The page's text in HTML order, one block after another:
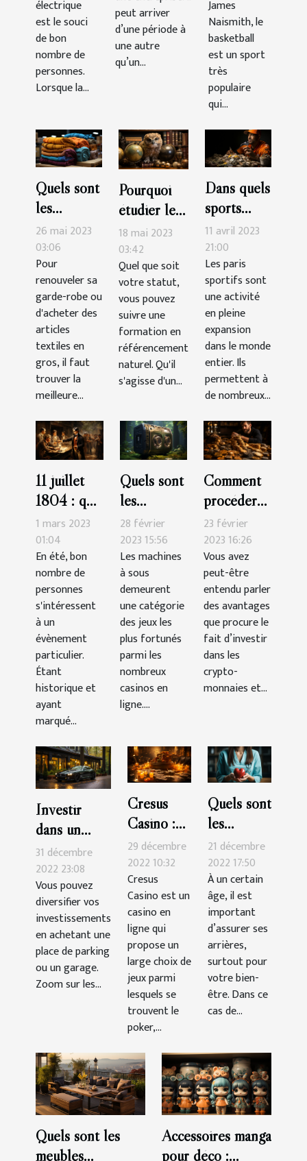
électrique
est le souci
de bon
nombre de
personnes.
Lorsque la...
peut arriver
d’une période à
une autre
qu’un...
James
Naismith, le
basketball
est un sport
très
populaire
qui...
Quels sont
les
avantages
de faire ses
achats
d’articles
textiles
chez un
grossiste ?
26 mai 2023
03:06
Pour
renouveler sa
garde-robe ou
d'acheter des
articles
textiles en
gros, il faut
trouver la
meilleure...
Pourquoi
étudier le
SEO ?
18 mai 2023
03:42
Quel que soit
votre statut,
vous pouvez
suivre une
formation en
référencement
naturel. Qu'il
s'agisse d'un...
Dans quels
sports
faut-il
parier pour
gagner
plus
d'argent?
11 avril 2023
21:00
Les paris
sportifs sont
une activité
en pleine
expansion
dans le monde
entier. Ils
permettent à
de nombreux...
11 juillet
1804 : que
retenir du
duel au
pistolet
mémorable
à New
York ?
1 mars 2023
01:04
En été, bon
nombre de
personnes
s'intéressent
à un
évènement
particulier.
Étant
historique et
ayant
marqué...
Quels sont
les
meilleures
machines à
sous-
catégorie
aventure ?
28 février
2023 15:56
Les machines
à sous
demeurent
une catégorie
des jeux les
plus fortunés
parmi les
nombreux
casinos en
ligne....
Comment
procéder
pour
acheter
des
crypto-
monnaies
en tant que
débutant ?
23 février
2023 16:26
Vous avez
peut-être
entendu parler
des avantages
que procure le
fait d’investir
dans les
crypto-
monnaies et...
Investir
dans un
garage ou
une place de
parking :
quels atouts
?
31 décembre
2022 23:08
Vous pouvez
diversifier vos
investissements
en achetant une
place de parking
ou un garage.
Zoom sur les...
Cresus
Casino :
les astuces
pour
gagner
facilement
29 décembre
2022 10:32
Cresus
Casino est un
casino en
ligne qui
propose un
large choix de
jeux parmi
lesquels se
trouvent le
poker,...
Quels sont
les
critères de
choix
d’une
assurance
santé ?
21 décembre
2022 17:50
À un certain
âge, il est
important
d’assurer ses
arrières,
surtout pour
votre bien-
être. Dans ce
cas de...
Quels sont les
meubles
Accessoires manga
pour déco :